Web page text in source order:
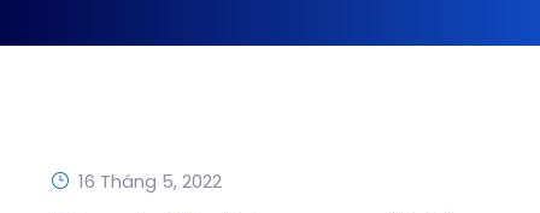
16 Tháng 5, 2022